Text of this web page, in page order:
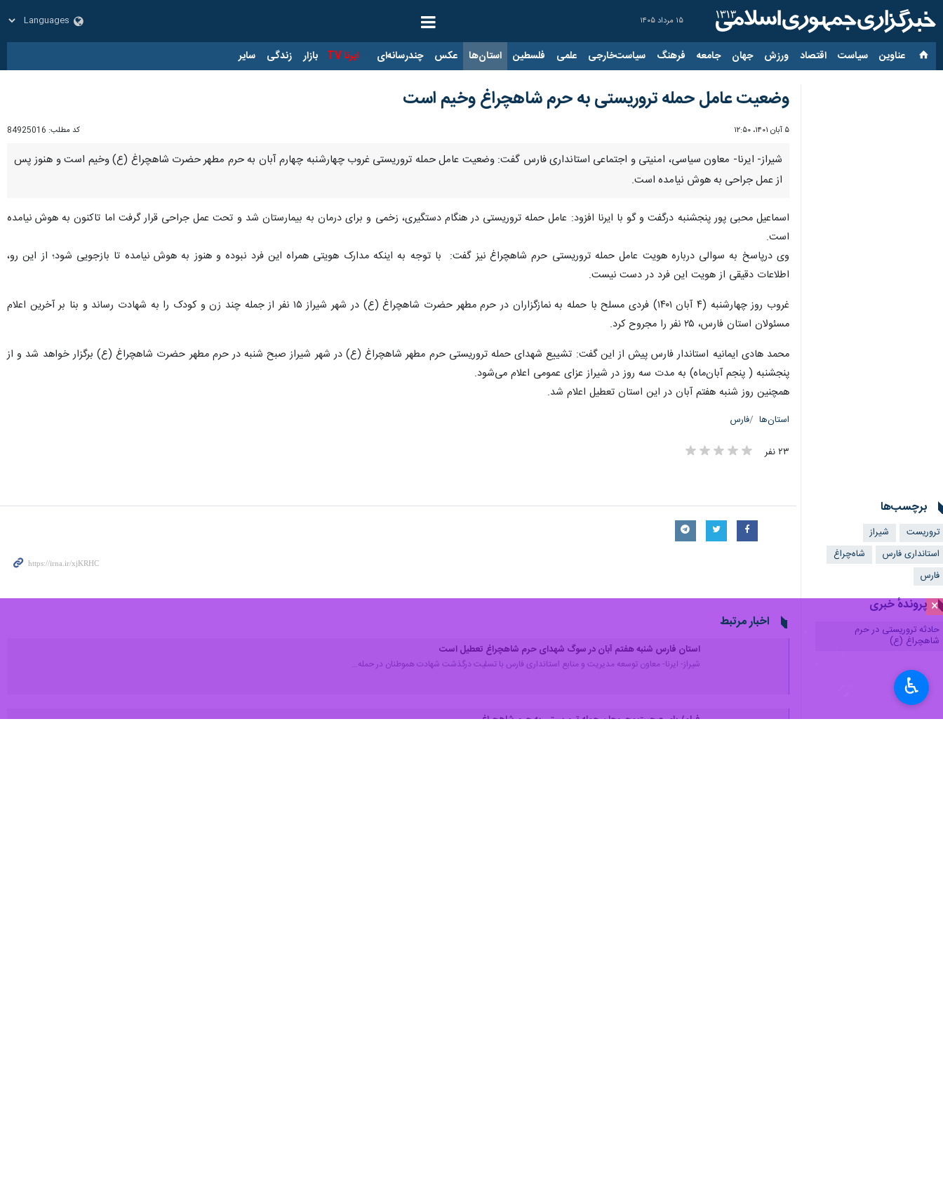
۱۵ مرداد ۱۴۰۵
عناوین‌ سیاست اقتصاد ورزش جهان جامعه فرهنگ سیاست‌خارجی علمی فلسطین استان‌ها عکس چندرسانه‌ای ایرنا TV بازار زندگی سایر
×
وضعیت عامل حمله تروریستی به حرم شاهچراغ وخیم است
۵ آبان ۱۴۰۱، ۱۲:۵۰ کد مطلب: 84925016
شیراز- ایرنا- معاون سیاسی، امنیتی و اجتماعی استانداری فارس گفت:‌ وضعیت عامل حمله تروریستی غروب چهارشنبه چهارم آبان به حرم مطهر حضرت شاهچراغ (ع) وخیم است و هنوز پس
از عمل جراحی به هوش نیامده است.
اسماعیل محبی پور پنجشنبه درگفت و گو با ایرنا افزود: عامل حمله تروریستی در هنگام دستگیری، زخمی و برای درمان به بیمارستان شد و تحت عمل جراحی قرار گرفت اما تاکنون به هوش نیامده
است.
وی درپاسخ به سوالی درباره هویت عامل حمله تروریستی حرم شاهچراغ نیز گفت: با توجه به اینکه مدارک هویتی همراه این فرد نبوده و هنوز به هوش نیامده تا بازجویی شود؛ از این رو،
اطلاعات دقیقی از هویت این فرد در دست نیست.
غروب روز چهارشنبه (۴ آبان ۱۴۰۱) فردی مسلح با حمله به نمازگزاران در حرم مطهر حضرت شاهچراغ (ع) در شهر شیراز ۱۵ نفر از جمله چند زن و کودک را به شهادت رساند و بنا بر آخرین اعلام
مسئولان استان فارس، ۲۵ نفر را مجروح کرد.
محمد هادی ایمانیه استاندار فارس پیش از این گفت: تشییع شهدای حمله تروریستی حرم مطهر شاهچراغ (ع) در شهر شیراز صبح شنبه در حرم مطهر حضرت شاهچراغ (ع) برگزار خواهد شد و از
پنجشنبه ( پنجم آبان‌ماه) به مدت سه روز در شیراز عزای عمومی اعلام می‌شود.
همچنین روز شنبه هفتم آبان در این استان تعطیل اعلام شد.
استان‌ها فارس
۲۳ نفر
برچسب‌ها
تروریست
شیراز
استانداری فارس
شاه‌چراغ
فارس
پروندهٔ خبری
حادثه تروریستی در حرم
شاهچراغ (ع)
اخبار مرتبط
استان فارس شنبه هفتم آبان در سوگ شهدای حرم شاهچراغ تعطیل است
شیراز- ایرنا- معاون توسعه مدیریت و منابع استانداری فارس با تسلیت درگذشت شهادت هموطنان در حمله…
فیلم/ پای صحبت مجروحان حمله تروریستی به حرم شاهچراغ
♿︎